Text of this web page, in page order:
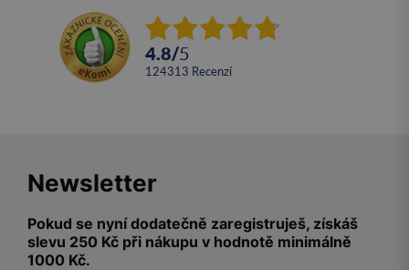
4.8/5
124313 recenzí
Newsletter
Pokud se nyní dodatečně zaregistruješ, získáš
slevu 250 Kč při nákupu v hodnotě minimálně
1000 Kč.